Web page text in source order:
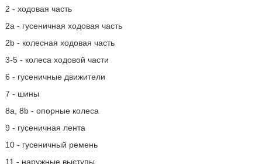
2 - ходовая часть
2а - гусеничная ходовая часть
2b - колесная ходовая часть
3-5 - колеса ходовой части
6 - гусеничные движители
7 - шины
8а, 8b - опорные колеса
9 - гусеничная лента
10 - гусеничный ремень
11 - наружные выступы